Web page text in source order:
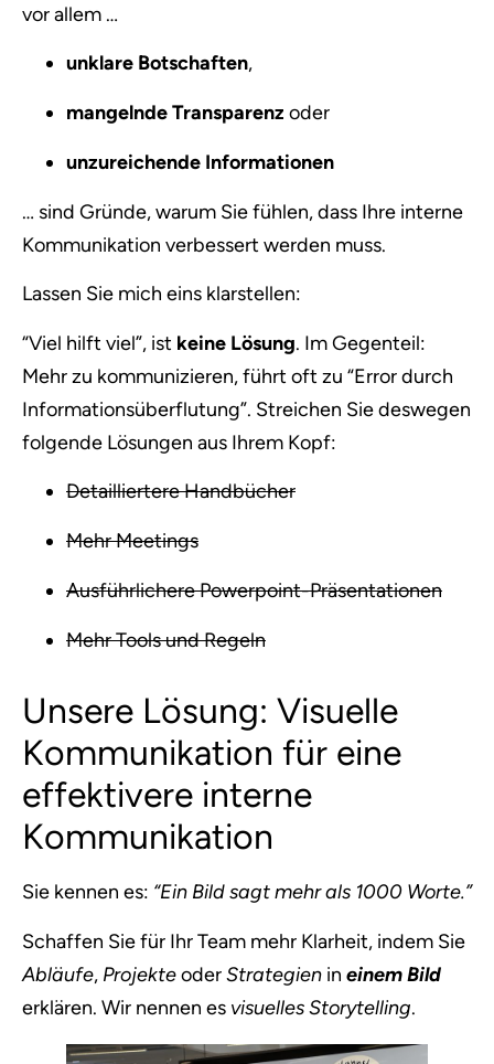
vor allem …
unklare Botschaften,
mangelnde Transparenz oder
unzureichende Informationen
… sind Gründe, warum Sie fühlen, dass Ihre interne
Kommunikation verbessert werden muss.
Lassen Sie mich eins klarstellen:
“Viel hilft viel”, ist keine Lösung. Im Gegenteil:
Mehr zu kommunizieren, führt oft zu “Error durch
Informationsüberflutung”. Streichen Sie deswegen
folgende Lösungen aus Ihrem Kopf:
Detailliertere Handbücher
Mehr Meetings
Ausführlichere Powerpoint-Präsentationen
Mehr Tools und Regeln
Unsere Lösung: Visuelle
Kommunikation für eine
effektivere interne
Kommunikation
Sie kennen es: “Ein Bild sagt mehr als 1000 Worte.”
Schaffen Sie für Ihr Team mehr Klarheit, indem Sie
Abläufe, ProjekteoderStrategien in einem Bild
erklären. Wir nennen es visuelles Storytelling.